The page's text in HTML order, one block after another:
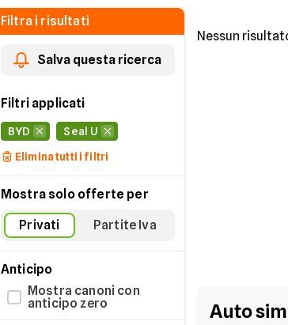
Filtra i risultati
Salva questa ricerca
Filtri applicati
BYD
Seal U
Elimina tutti i filtri
Mostra solo offerte per
Privati Partite Iva
Anticipo
Mostra canoni con
anticipo zero
Nessun
Auto